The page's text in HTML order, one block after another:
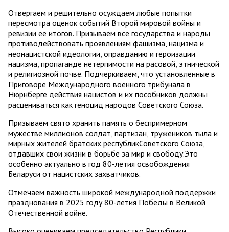
Отвергаем и решительно осуждаем любые попытки
пересмотра оценок событий Второй мировой войны и
ревизии ее итогов. Призываем все государства и народы
противодействовать проявлениям фашизма, нацизма и
неонацистской идеологии, оправданию и героизации
нацизма, пропаганде нетерпимости на расовой, этнической
и религиозной почве. Подчеркиваем, что установленные в
Приговоре Международного военного трибунала в
Нюрнберге действия нацистов и их пособников должны
расцениваться как геноцид народов Советского Союза.
Призываем свято хранить память о беспримерном
мужестве миллионов солдат, партизан, тружеников тыла и
мирных жителей братских республикСоветского Союза,
отдавших свои жизни в борьбе за мир и свободу.Это
особенно актуально в год 80-летия освобождения
Беларуси от нацистских захватчиков.
Отмечаем важность широкой международной поддержки
празднования в 2025 году 80-летия Победы в Великой
Отечественной войне.